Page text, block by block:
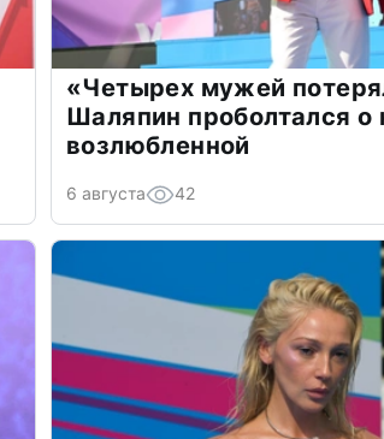
«Четырех мужей
Шаляпин проболтался о
возлюбленной
6 августа 42